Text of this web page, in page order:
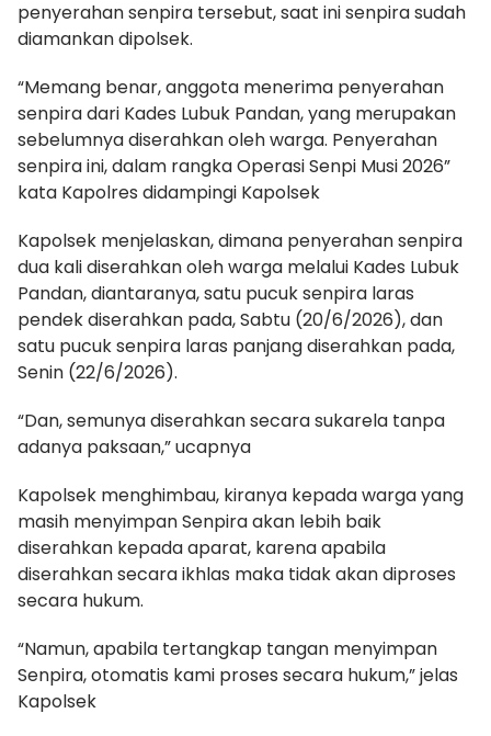
penyerahan senpira tersebut, saat ini senpira sudah
diamankan dipolsek.
“Memang benar, anggota menerima penyerahan
senpira dari Kades Lubuk Pandan, yang merupakan
sebelumnya diserahkan oleh warga. Penyerahan
senpira ini, dalam rangka Operasi Senpi Musi 2026”
kata Kapolres didampingi Kapolsek
Kapolsek menjelaskan, dimana penyerahan senpira
dua kali diserahkan oleh warga melalui Kades Lubuk
Pandan, diantaranya, satu pucuk senpira laras
pendek diserahkan pada, Sabtu (20/6/2026), dan
satu pucuk senpira laras panjang diserahkan pada,
Senin (22/6/2026).
“Dan, semunya diserahkan secara sukarela tanpa
adanya paksaan,” ucapnya
Kapolsek menghimbau, kiranya kepada warga yang
masih menyimpan Senpira akan lebih baik
diserahkan kepada aparat, karena apabila
diserahkan secara ikhlas maka tidak akan diproses
secara hukum.
“Namun, apabila tertangkap tangan menyimpan
Senpira, otomatis kami proses secara hukum,” jelas
Kapolsek